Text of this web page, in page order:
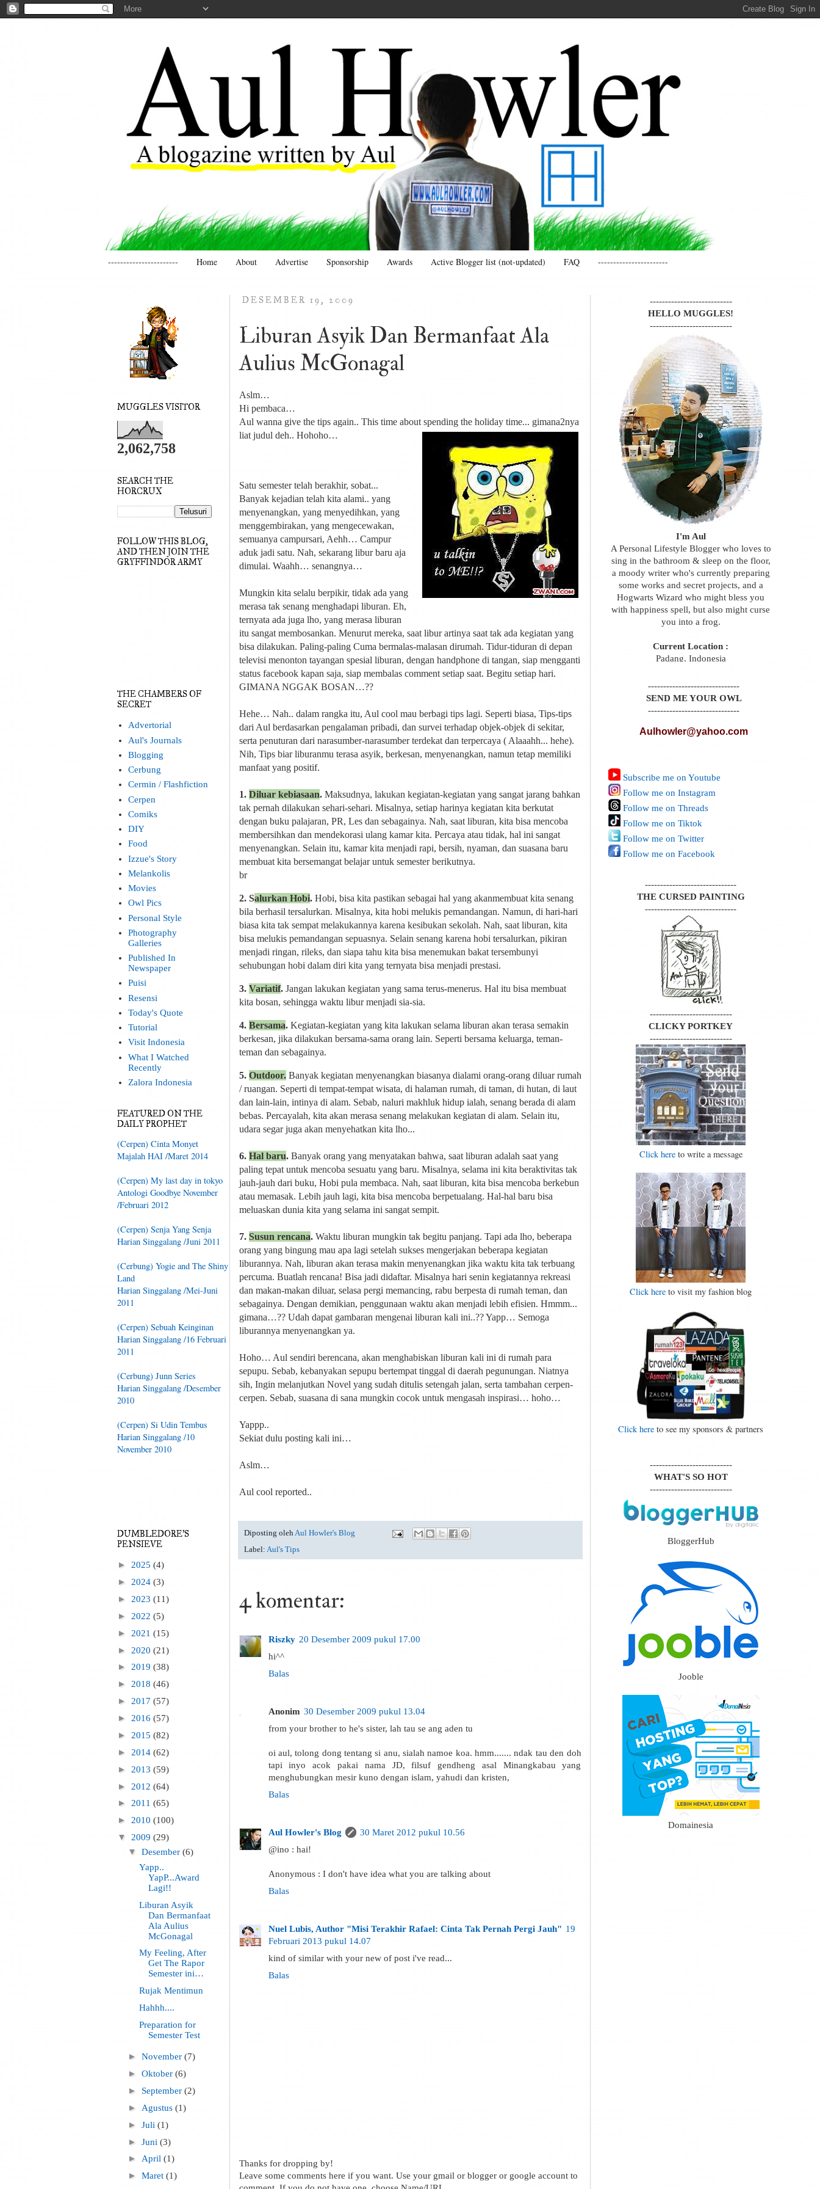
----------------------- Home About Advertise Sponsorship Awards Active Blogger list (not-updated) FAQ -----------------------
DESEMBER 19, 2009
Liburan Asyik Dan Bermanfaat Ala
Aulius McGonagal
Aslm…
Hi pembaca…
Aul wanna give the tips again.. This time about spending the holiday time... gimana2nya
liat judul deh.. Hohoho…
Satu semester telah berakhir, sobat...
Banyak kejadian telah kita alami.. yang
menyenangkan, yang menyedihkan, yang
menggembirakan, yang mengecewakan,
semuanya campursari, Aehh… Campur
aduk jadi satu. Nah, sekarang libur baru aja
dimulai. Waahh… senangnya…
Mungkin kita selalu berpikir, tidak ada yang
merasa tak senang menghadapi liburan. Eh,
ternyata ada juga lho, yang merasa liburan
itu sangat membosankan. Menurut mereka, saat libur artinya saat tak ada kegiatan yang
bisa dilakukan. Paling-paling Cuma bermalas-malasan dirumah. Tidur-tiduran di depan
televisi menonton tayangan spesial liburan, dengan handphone di tangan, siap mengganti
status facebook kapan saja, siap membalas comment setiap saat. Begitu setiap hari.
GIMANA NGGAK BOSAN…??
Hehe… Nah.. dalam rangka itu, Aul cool mau berbagi tips lagi. Seperti biasa, Tips-tips
dari Aul berdasarkan pengalaman pribadi, dan survei terhadap objek-objek di sekitar,
serta penuturan dari narasumber-narasumber terdekat dan terpercaya ( Alaaahh... hehe).
Nih, Tips biar liburanmu terasa asyik, berkesan, menyenangkan, namun tetap memiliki
manfaat yang positif.
1. Diluar kebiasaan.Maksudnya, lakukan kegiatan-kegiatan yang sangat jarang bahkan
tak pernah dilakukan sehari-sehari. Misalnya, setiap harinya kegiatan kita berkutat
dengan buku palajaran, PR, Les dan sebagainya. Nah, saat liburan, kita bisa mencoba
membersihkan dan mendekorasi ulang kamar kita. Percaya atau tidak, hal ini sangat
menyenangkan. Selain itu, kamar kita menjadi rapi, bersih, nyaman, dan suasana baru
membuat kita bersemangat belajar untuk semester berikutnya.
br
2. Salurkan Hobi.Hobi, bisa kita pastikan sebagai hal yang akanmembuat kita senang
bila berhasil tersalurkan. Misalnya, kita hobi melukis pemandangan. Namun, di hari-hari
biasa kita tak sempat melakukannya karena kesibukan sekolah. Nah, saat liburan, kita
bisa melukis pemandangan sepuasnya. Selain senang karena hobi tersalurkan, pikiran
menjadi ringan, rileks, dan siapa tahu kita bisa menemukan bakat tersembunyi
sehubungan hobi dalam diri kita yang ternyata bisa menjadi prestasi.
3. Variatif.Jangan lakukan kegiatan yang sama terus-menerus. Hal itu bisa membuat
kita bosan, sehingga waktu libur menjadi sia-sia.
4. Bersama.Kegiatan-kegiatan yang kita lakukan selama liburan akan terasa semakin
berkesan, jika dilakukan bersama-sama orang lain. Seperti bersama keluarga, teman-
teman dan sebagainya.
5. Outdoor.Banyak kegiatan menyenangkan biasanya dialami orang-orang diluar rumah
/ ruangan. Seperti di tempat-tempat wisata, di halaman rumah, di taman, di hutan, di laut
dan lain-lain, intinya di alam. Sebab, naluri makhluk hidup ialah, senang berada di alam
bebas. Percayalah, kita akan merasa senang melakukan kegiatan di alam. Selain itu,
udara segar juga akan menyehatkan kita lho...
6. Hal baru.Banyak orang yang menyatakan bahwa, saat liburan adalah saat yang
paling tepat untuk mencoba sesuatu yang baru. Misalnya, selama ini kita beraktivitas tak
jauh-jauh dari buku, Hobi pula membaca. Nah, saat liburan, kita bisa mencoba berkebun
atau memasak. Lebih jauh lagi, kita bisa mencoba berpetualang. Hal-hal baru bisa
meluaskan dunia kita yang selama ini sangat sempit.
7. Susun rencana.Waktu liburan mungkin tak begitu panjang. Tapi ada lho, beberapa
orang yang bingung mau apa lagi setelah sukses mengerjakan beberapa kegiatan
liburannya. Nah, liburan akan terasa makin menyenangkan jika waktu kita tak terbuang
percuma. Buatlah rencana! Bisa jadi didaftar. Misalnya hari senin kegiatannya rekreasi
dan makan-makan diluar, selasa pergi memancing, rabu berpesta di rumah teman, dan
sebagainya. Dengan demikian, penggunaan waktu akan menjadi lebih efisien. Hmmm...
gimana…?? Udah dapat gambaran mengenai liburan kali ini..?? Yapp… Semoga
liburannya menyenangkan ya.
Hoho… Aul sendiri berencana, akan menghabiskan liburan kali ini di rumah para
sepupu. Sebab, kebanyakan sepupu bertempat tinggal di daerah pegunungan. Niatnya
sih, Ingin melanjutkan Novel yang sudah ditulis setengah jalan, serta tambahan cerpen-
cerpen. Sebab, suasana di sana mungkin cocok untuk mengasah inspirasi… hoho…
Yappp..
Sekiat dulu posting kali ini…
Aslm…
Aul cool reported..
Diposting olehAul Howler's Blog
Label: Aul's Tips
4 komentar:
Riszky 20 Desember 2009 pukul 17.00
hi^^
Balas
Anonim 30 Desember 2009 pukul 13.04
from your brother to he's sister, lah tau se ang aden tu
oi aul, tolong dong tentang si anu, sialah namoe koa. hmm....... ndak tau den doh
tapi inyo acok pakai nama JD, filsuf gendheng asal Minangkabau yang
menghubungkan mesir kuno dengan islam, yahudi dan kristen,
Balas
Aul Howler's Blog
30 Maret 2012 pukul 10.56
@ino : hai!
Anonymous : I don't have idea what you are talking about
Balas
Nuel Lubis, Author "Misi Terakhir Rafael: Cinta Tak Pernah Pergi Jauh" 19
Februari 2013 pukul 14.07
kind of similar with your new of post i've read...
Balas
Thanks for dropping by!
Leave some comments here if you want. Use your gmail or blogger or google account to
MUGGLES VISITOR
2,062,758
SEARCH THE
HORCRUX
FOLLOW THIS BLOG,
AND THEN JOIN THE
GRYFFINDOR ARMY
THE CHAMBERS OF
SECRET
Advertorial
Aul's Journals
Blogging
Cerbung
Cermin / Flashfiction
Cerpen
Comiks
DIY
Food
Izzue's Story
Melankolis
Movies
Owl Pics
Personal Style
Photography
Galleries
Published In
Newspaper
Puisi
Resensi
Today's Quote
Tutorial
Visit Indonesia
What I Watched
Recently
Zalora Indonesia
FEATURED ON THE
DAILY PROPHET
(Cerpen) Cinta Monyet
Majalah HAI /Maret 2014
(Cerpen) My last day in tokyo
Antologi Goodbye November
/Februari 2012
(Cerpen) Senja Yang Senja
Harian Singgalang /Juni 2011
(Cerbung) Yogie and The Shiny
Land
Harian Singgalang /Mei-Juni
2011
(Cerpen) Sebuah Keinginan
Harian Singgalang /16 Februari
2011
(Cerbung) Junn Series
Harian Singgalang /Desember
2010
(Cerpen) Si Udin Tembus
Harian Singgalang /10
November 2010
DUMBLEDORE'S
PENSIEVE
► 2025 (4)
► 2024 (3)
► 2023 (11)
► 2022 (5)
► 2021 (15)
► 2020 (21)
► 2019 (38)
► 2018 (46)
► 2017 (57)
► 2016 (57)
► 2015 (82)
► 2014 (62)
► 2013 (59)
► 2012 (64)
► 2011 (65)
► 2010 (100)
▼ 2009 (29)
▼Desember(6)
Yapp..
YapP...Award
Lagi!!
Liburan Asyik
Dan Bermanfaat
Ala Aulius
McGonagal
My Feeling, After
Get The Rapor
Semester ini…
Rujak Mentimun
Hahhh....
Preparation for
Semester Test
►November(7)
►Oktober(6)
► September(2)
► Agustus(1)
►Juli(1)
►Juni(3)
►April(1)
►Maret(1)
---------------------------
HELLO MUGGLES!
---------------------------
I'm Aul
A Personal Lifestyle Blogger who loves to
sing in the bathroom & sleep on the floor,
a moody writer who's currently preparing
some works and secret projects, and a
Hogwarts Wizard who might bless you
with happiness spell, but also might curse
you into a frog.
Current Location :
Padang, Indonesia
------------------------------
SEND ME YOUR OWL
------------------------------
Aulhowler@yahoo.com
Subscribe me on Youtube
Follow me on Instagram
Follow me on Threads
Follow me on Tiktok
Follow me on Twitter
Follow me on Facebook
------------------------------
THE CURSED PAINTING
------------------------------
---------------------------
CLICKY PORTKEY
---------------------------
Click hereto write a message
Click here to visit my fashion blog
Click here to see my sponsors & partners
---------------------------
WHAT'S SO HOT
---------------------------
BloggerHub
Jooble
Domainesia